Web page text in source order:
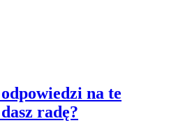
na te
radę?